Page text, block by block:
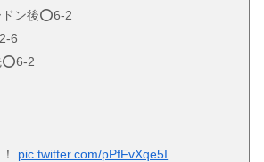
ン後⭕️6-2
6
2
pic.twitter.com/pPfFvXqe5I